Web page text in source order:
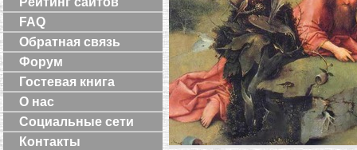
FAQ
Обратная связь
Форум
Гостевая книга
О нас
Социальные сети
Контакты